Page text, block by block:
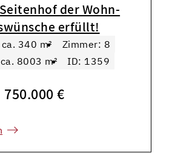
der Wohn-
erfüllt!
340 m²
Zimmer: 8
8003 m²
ID: 1359
€